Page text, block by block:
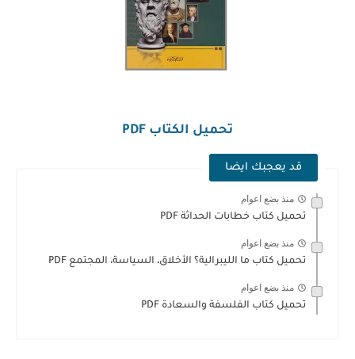
تحميل الكتاب PDF
قد يعجبك ايضا
منذ بضع اعوام
تحميل كتاب خطابات الحداثة PDF
منذ بضع اعوام
تحميل كتاب ما الليبرالية؟ الأخلاق، السياسة، المجتمع PDF
منذ بضع اعوام
تحميل كتاب الفلسفة والسعادة PDF